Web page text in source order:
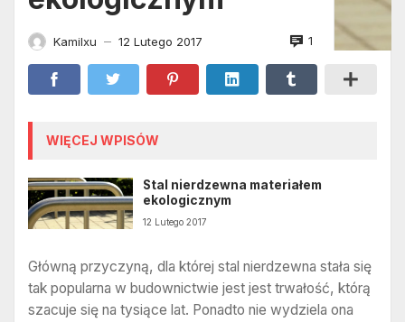
Kamilxu — 12 Lutego 2017 1
WIĘCEJ WPISÓW
Stal nierdzewna materiałem
ekologicznym
12 Lutego 2017
Główną przyczyną, dla której stal nierdzewna stała się
tak popularna w budownictwie jest jest trwałość, którą
szacuje się na tysiące lat. Ponadto nie wydziela ona